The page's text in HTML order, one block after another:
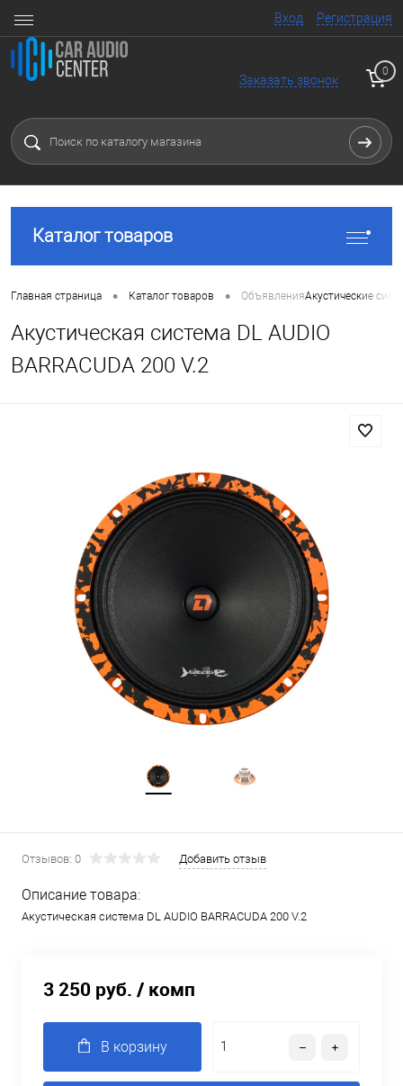
Вход Регистрация
Заказать звонок
0
Каталог товаров
Главная страница • Каталог товаров • ОбъявленияАкустические
Акустическая система DL AUDIO
BARRACUDA 200 V.2
Отзывов: 0 Добавить отзыв
Описание товара:
Акустическая система DL AUDIO BARRACUDA 200 V.2
3 250 руб. / комп
В корзину